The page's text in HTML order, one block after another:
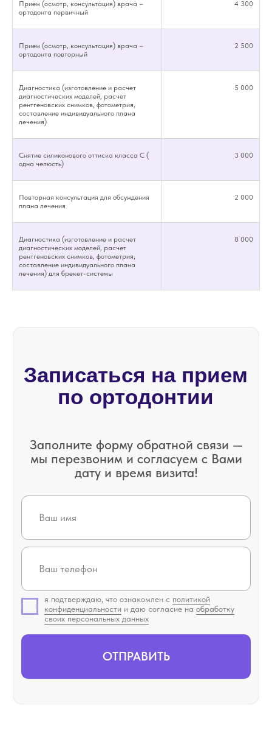
Прием (осмотр, консультация) врача –
ортодонта первичный
4 300
Прием (осмотр, консультация) врача –
ортодонта повторный
2 500
Диагностика (изготовление и расчет
диагностических моделей, расчет
рентгеновских снимков, фотометрия,
составление индивидуального плана
лечения)
5 000
Снятие силиконового оттиска класса С (
одна челюсть)
3 000
Повторная консультация для обсуждения
плана лечения
2 000
Диагностика (изготовление и расчет
диагностических моделей, расчет
рентгеновских снимков, фотометрия,
составление индивидуального плана
лечения) для брекет-системы
8 000
Записаться на прием
по лечению на
съемной
ортодонтической
аппаратуре
Заполните форму обратной связи —
и время визита!